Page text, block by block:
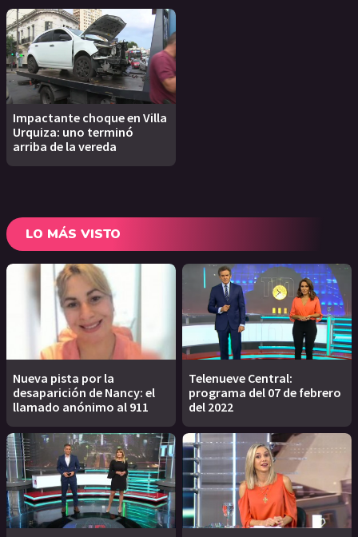
Impactante choque en Villa
Urquiza: uno terminó
arriba de la vereda
LO MÁS VISTO
Nueva pista por la
desaparición de Nancy: el
llamado anónimo al 911
Telenueve Central:
programa del 07 de febrero
del 2022